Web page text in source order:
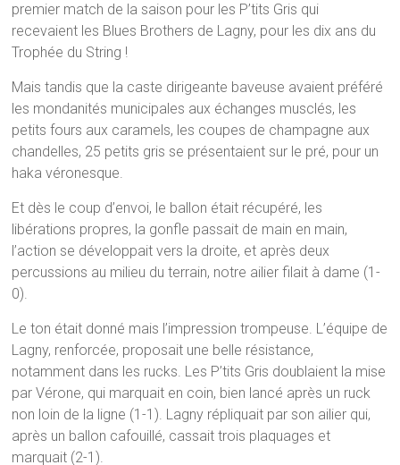
premier match de la saison pour les P’tits Gris qui
recevaient les Blues Brothers de Lagny, pour les dix ans du
Trophée du String !
Mais tandis que la caste dirigeante baveuse avaient préféré
les mondanités municipales aux échanges musclés, les
petits fours aux caramels, les coupes de champagne aux
chandelles, 25 petits gris se présentaient sur le pré, pour un
haka véronesque.
Et dès le coup d’envoi, le ballon était récupéré, les
libérations propres, la gonfle passait de main en main,
l’action se développait vers la droite, et après deux
percussions au milieu du terrain, notre ailier filait à dame (1-
0).
Le ton était donné mais l’impression trompeuse. L’équipe de
Lagny, renforcée, proposait une belle résistance,
notamment dans les rucks. Les P’tits Gris doublaient la mise
par Vérone, qui marquait en coin, bien lancé après un ruck
non loin de la ligne (1-1). Lagny répliquait par son ailier qui,
après un ballon cafouillé, cassait trois plaquages et
marquait (2-1).